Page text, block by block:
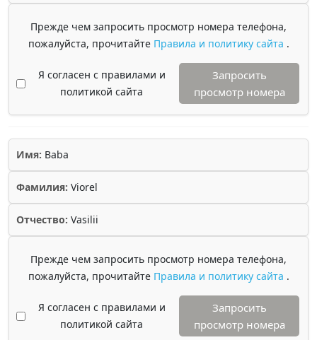
Прежде чем запросить просмотр номера телефона,
пожалуйста, прочитайте Правила и политику сайта .
Я согласен с правилами и
политикой сайта
Запросить
просмотр номера
Имя: Baba
Фамилия: Viorel
Отчество: Vasilii
Прежде чем запросить просмотр номера телефона,
пожалуйста, прочитайте Правила и политику сайта .
Я согласен с правилами и
политикой сайта
Запросить
просмотр номера